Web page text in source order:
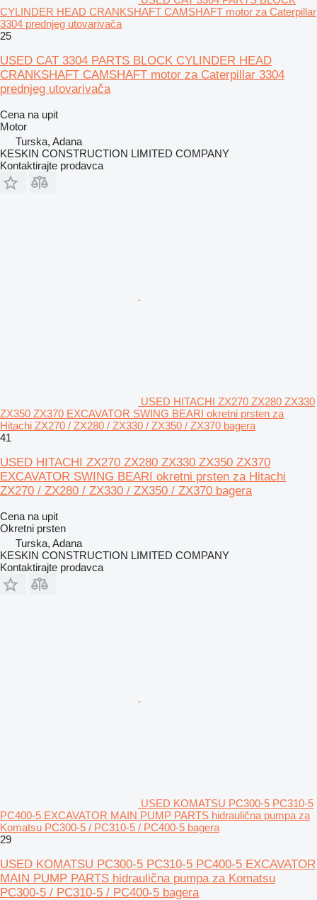
CYLINDER HEAD CRANKSHAFT CAMSHAFT motor za Caterpillar
3304 prednjeg utovarivača
25
USED CAT 3304 PARTS BLOCK CYLINDER HEAD
CRANKSHAFT CAMSHAFT motor za Caterpillar 3304
prednjeg utovarivača
Cena na upit
Motor
Turska, Adana
KESKIN CONSTRUCTION LIMITED COMPANY
Kontaktirajte prodavca
USED HITACHI ZX270 ZX280 ZX330
ZX350 ZX370 EXCAVATOR SWING BEARI okretni prsten za
Hitachi ZX270 / ZX280 / ZX330 / ZX350 / ZX370 bagera
41
USED HITACHI ZX270 ZX280 ZX330 ZX350 ZX370
EXCAVATOR SWING BEARI okretni prsten za Hitachi
ZX270 / ZX280 / ZX330 / ZX350 / ZX370 bagera
Cena na upit
Okretni prsten
Turska, Adana
KESKIN CONSTRUCTION LIMITED COMPANY
Kontaktirajte prodavca
USED KOMATSU PC300-5 PC310-5
PC400-5 EXCAVATOR MAIN PUMP PARTS hidraulična pumpa za
Komatsu PC300-5 / PC310-5 / PC400-5 bagera
29
USED KOMATSU PC300-5 PC310-5 PC400-5 EXCAVATOR
MAIN PUMP PARTS hidraulična pumpa za Komatsu
PC300-5 / PC310-5 / PC400-5 bagera